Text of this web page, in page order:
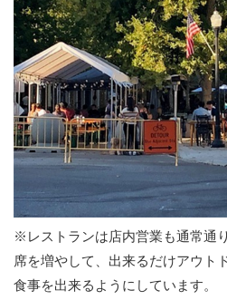
※レストランは店内営業も通常通
席を増やして、出来るだけアウト
食事を出来るようにしています。